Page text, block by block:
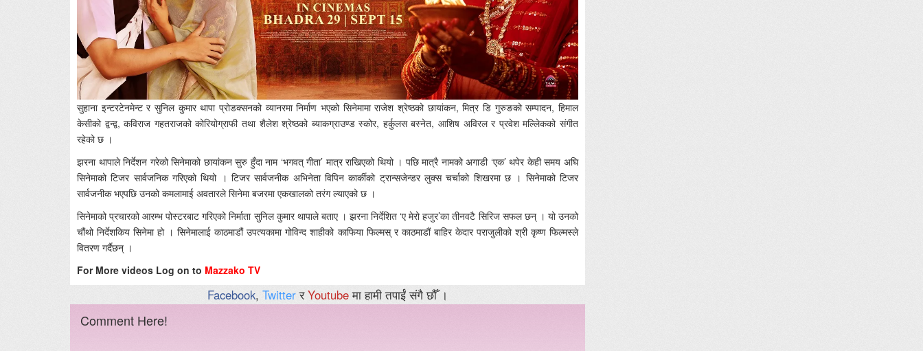
सुहाना इन्टरटेनमेन्ट र सुनिल कुमार थापा प्रोडक्सनको व्यानरमा निर्माण भएको सिनेमामा राजेश श्रेष्ठको छायांकन, मित्र डि गुरुङको सम्पादन, हिमाल
केसीको द्वन्द्व, कविराज गहतराजको कोरियोग्राफी तथा शैलेश श्रेष्ठको ब्याकग्राउण्ड स्कोर, हर्कुलस बस्नेत, आशिष अविरल र प्रवेश मल्लिेकको संगीत
रहेको छ ।
झरना थापाले निर्देशन गरेको सिनेमाको छायांकन सुरु हुँदा नाम ‘भगवत् गीता’ मात्र राखिएको थियो । पछि मात्रै नामको अगाडी ‘एक’ थपेर केही समय अघि
सिनेमाको टिजर सार्वजनिक गरिएको थियो । टिजर सार्वजनीक अभिनेता विपिन कार्कीको ट्रान्सजेन्डर लुक्स चर्चाको शिखरमा छ । सिनेमाको टिजर
सार्वजनीक भएपछि उनको कमलामाई अवतारले सिनेमा बजरमा एकखालको तरंग ल्याएको छ ।
सिनेमाको प्रचारको आरम्भ पोस्टरबाट गरिएको निर्माता सुनिल कुमार थापाले बताए । झरना निर्देशित ‘ए मेरो हजुर’का तीनवटै सिरिज सफल छन् । यो उनको
चौंथो निर्देशकिय सिनेमा हो । सिनेमालाई काठमाडौं उपत्यकामा गोविन्द शाहीको काफिया फिल्मस् र काठमाडौं बाहिर केदार पराजुलीको श्री कृष्ण फिल्मस्ले
वितरण गर्दैछन् ।
For More videos Log on to Mazzako TV
Facebook, TwitterरYoutubeमा हामी तपाईं संगै छौँ ।
Comment Here!